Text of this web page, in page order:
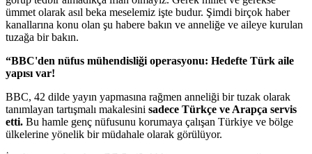
ümmet olarak asıl beka meselemiz işte budur. Şimdi birçok haber
kanallarına konu olan şu habere bakın ve anneliğe ve aileye kurulan
tuzağa bir bakın.
“BBC'den nüfus mühendisliği operasyonu: Hedefte Türk aile
yapısı var!
BBC, 42 dilde yayın yapmasına rağmen anneliği bir tuzak olarak
tanımlayan tartışmalı makalesini sadece Türkçe ve Arapça servis
etti. Bu hamle genç nüfusunu korumaya çalışan Türkiye ve bölge
ülkelerine yönelik bir müdahale olarak görülüyor.